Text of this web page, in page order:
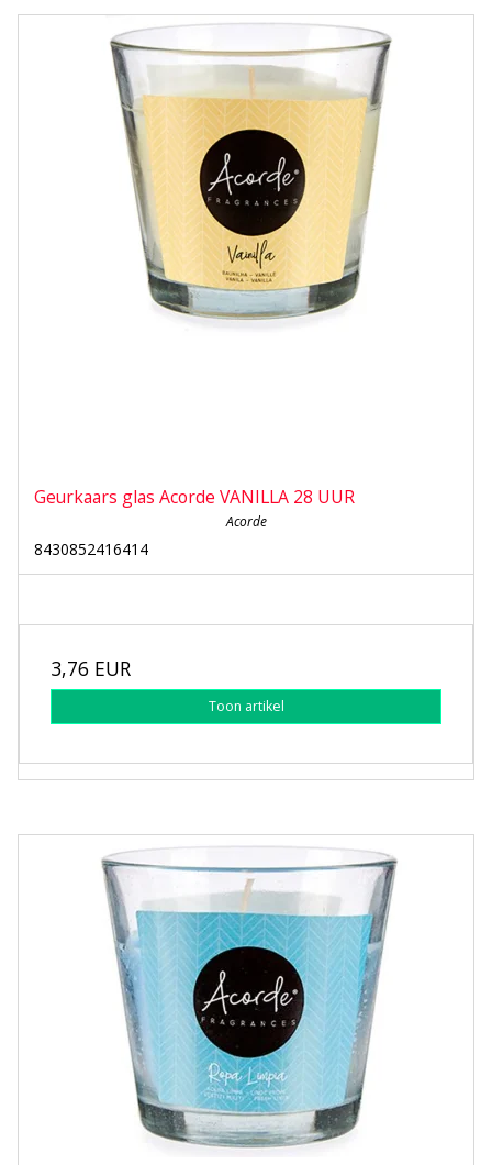
Geurkaars glas Acorde VANILLA 28 UUR
Acorde
8430852416414
3,76 EUR
Toon artikel